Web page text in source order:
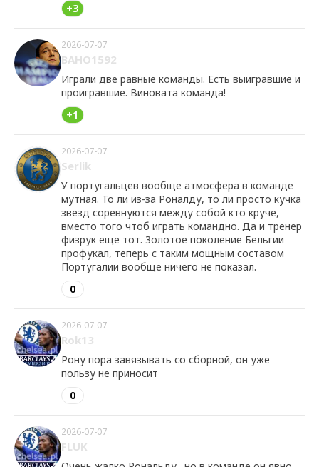
+3
2026-07-07
BAHO1592
Играли две равные команды. Есть выигравшие и
проигравшие. Виновата команда!
+1
2026-07-07
Serlik
У португальцев вообще атмосфера в команде
мутная. То ли из-за Роналду, то ли просто кучка
звезд соревнуются между собой кто круче,
вместо того чтоб играть командно. Да и тренер
физрук еще тот. Золотое поколение Бельгии
профукал, теперь с таким мощным составом
Португалии вообще ничего не показал.
0
2026-07-07
Rok13
Рону пора завязывать со сборной, он уже
пользу не приносит
0
2026-07-07
FLUK